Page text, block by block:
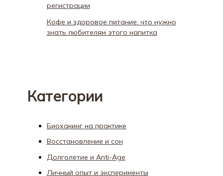
регистрации
Кофе и здоровое питание: что нужно
знать любителям этого напитка
Категории
Биохакинг на практике
Восстановление и сон
Долголетие и Anti-Age
Личный опыт и эксперименты